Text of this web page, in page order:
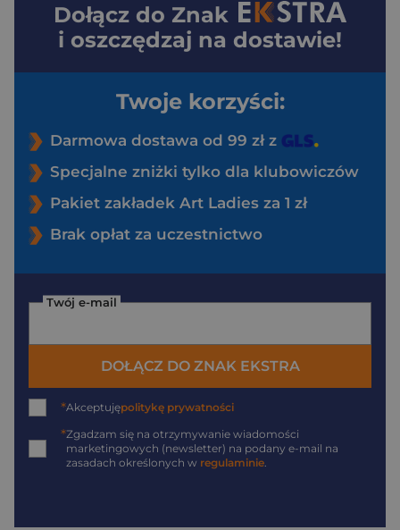
Dołącz do Znak
i oszczędzaj na dostawie!
Twoje korzyści:
Darmowa dostawa od 99 zł z
Specjalne zniżki tylko dla klubowiczów
Pakiet zakładek Art Ladies za 1 zł
Brak opłat za uczestnictwo
Twój e-mail
DOŁĄCZ DO ZNAK EKSTRA
*Akceptujępolitykę prywatności
*Zgadzam się na otrzymywanie wiadomości
marketingowych (newsletter) na podany e-mail na
zasadach określonych w regulaminie